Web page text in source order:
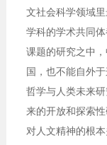
文社会科学领域
学科的学术共同
课题的研究之中
国，也不能自外
哲学与人类未来
来的开放和探索
对人文精神的根